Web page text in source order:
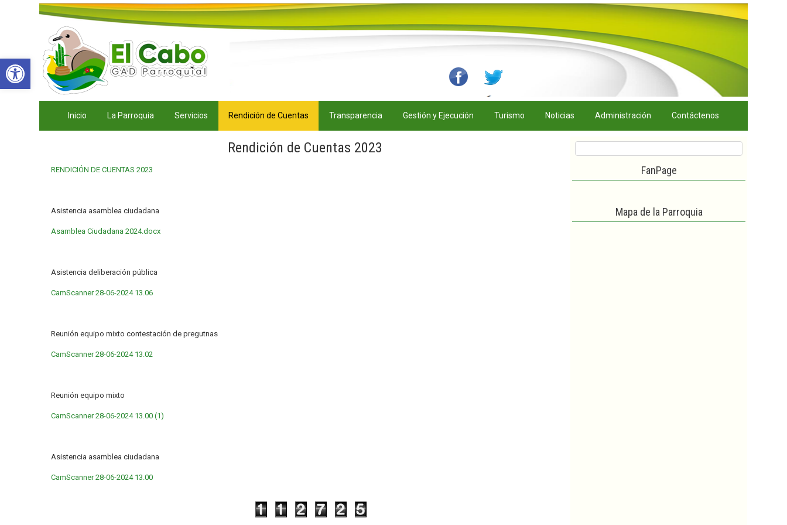
Abrir barra de herramientas
Inicio La Parroquia Servicios Rendición de Cuentas Transparencia Gestión y Ejecución Turismo Noticias Administración Contáctenos
Rendición de Cuentas 2023
RENDICIÓN DE CUENTAS 2023
Asistencia asamblea ciudadana
Asamblea Ciudadana 2024.docx
Asistencia deliberación pública
CamScanner 28-06-2024 13.06
Reunión equipo mixto contestación de pregutnas
CamScanner 28-06-2024 13.02
Reunión equipo mixto
CamScanner 28-06-2024 13.00 (1)
Asistencia asamblea ciudadana
CamScanner 28-06-2024 13.00
FanPage
Mapa de la Parroquia